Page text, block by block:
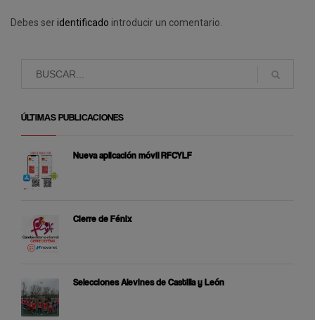
Debes seridentificado introducir un comentario.
ÚLTIMAS PUBLICACIONES
Nueva aplicación móvil RFCYLF
Cierre de Fénix
Selecciones Alevines de Castilla y León